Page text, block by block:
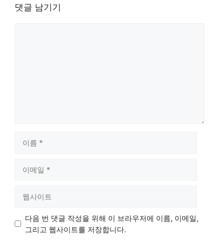
댓글 남기기
트
다음 번 댓글 작성을 위해 이 브라우저에 이름, 이메일,
그리고 웹사이트를 저장합니다.